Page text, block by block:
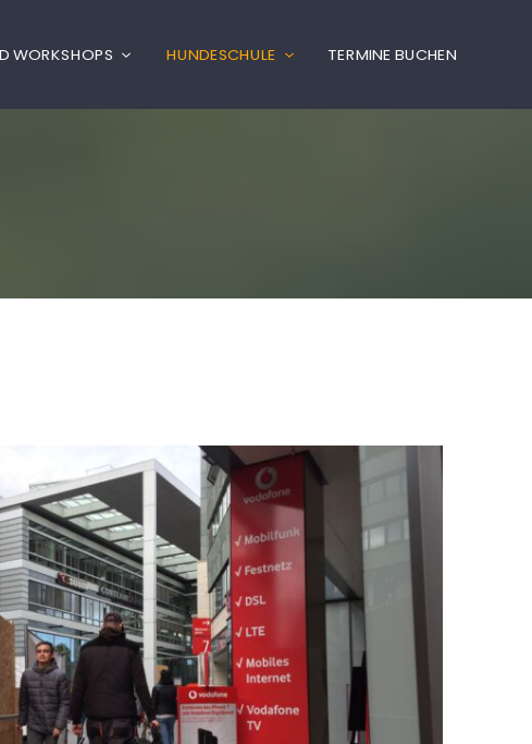
WORKSHOPS HUNDESCHULE TERMINE BUCHEN